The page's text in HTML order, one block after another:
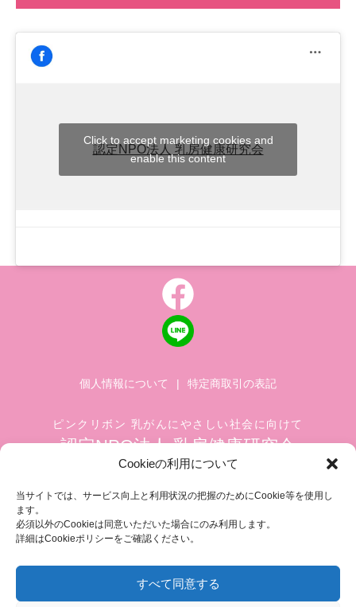
Cookieの利用について
当サイトでは、サービス向上と利用状況の把握のためにCookie等を使用し
ます。
必須以外のCookieは同意いただいた場合にのみ利用します。
詳細はCookieポリシーをご確認ください。
すべて同意する
認定NPO法人 乳房健康研究会
Click to accept marketing cookies and
enable this content
個人情報について | 特定商取引の表記
ピンクリボン 乳がんにやさしい社会に向けて
認定NPO法人 乳房健康研究会
築地ホワイトビル 1002
FAX.03-3545-6545
info@breastcare.jp
COPYRIGHT (C) 2019 JAPAN SOCIETY OF BREAST HEALTH, ALL RIGHT RESERVED